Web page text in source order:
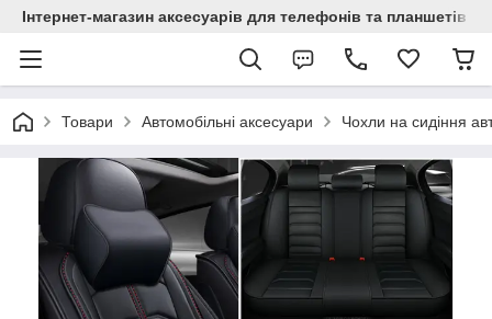
Інтернет-магазин аксесуарів для телефонів та планшетів
Товари Автомобільні аксесуари Чохли на сидіння